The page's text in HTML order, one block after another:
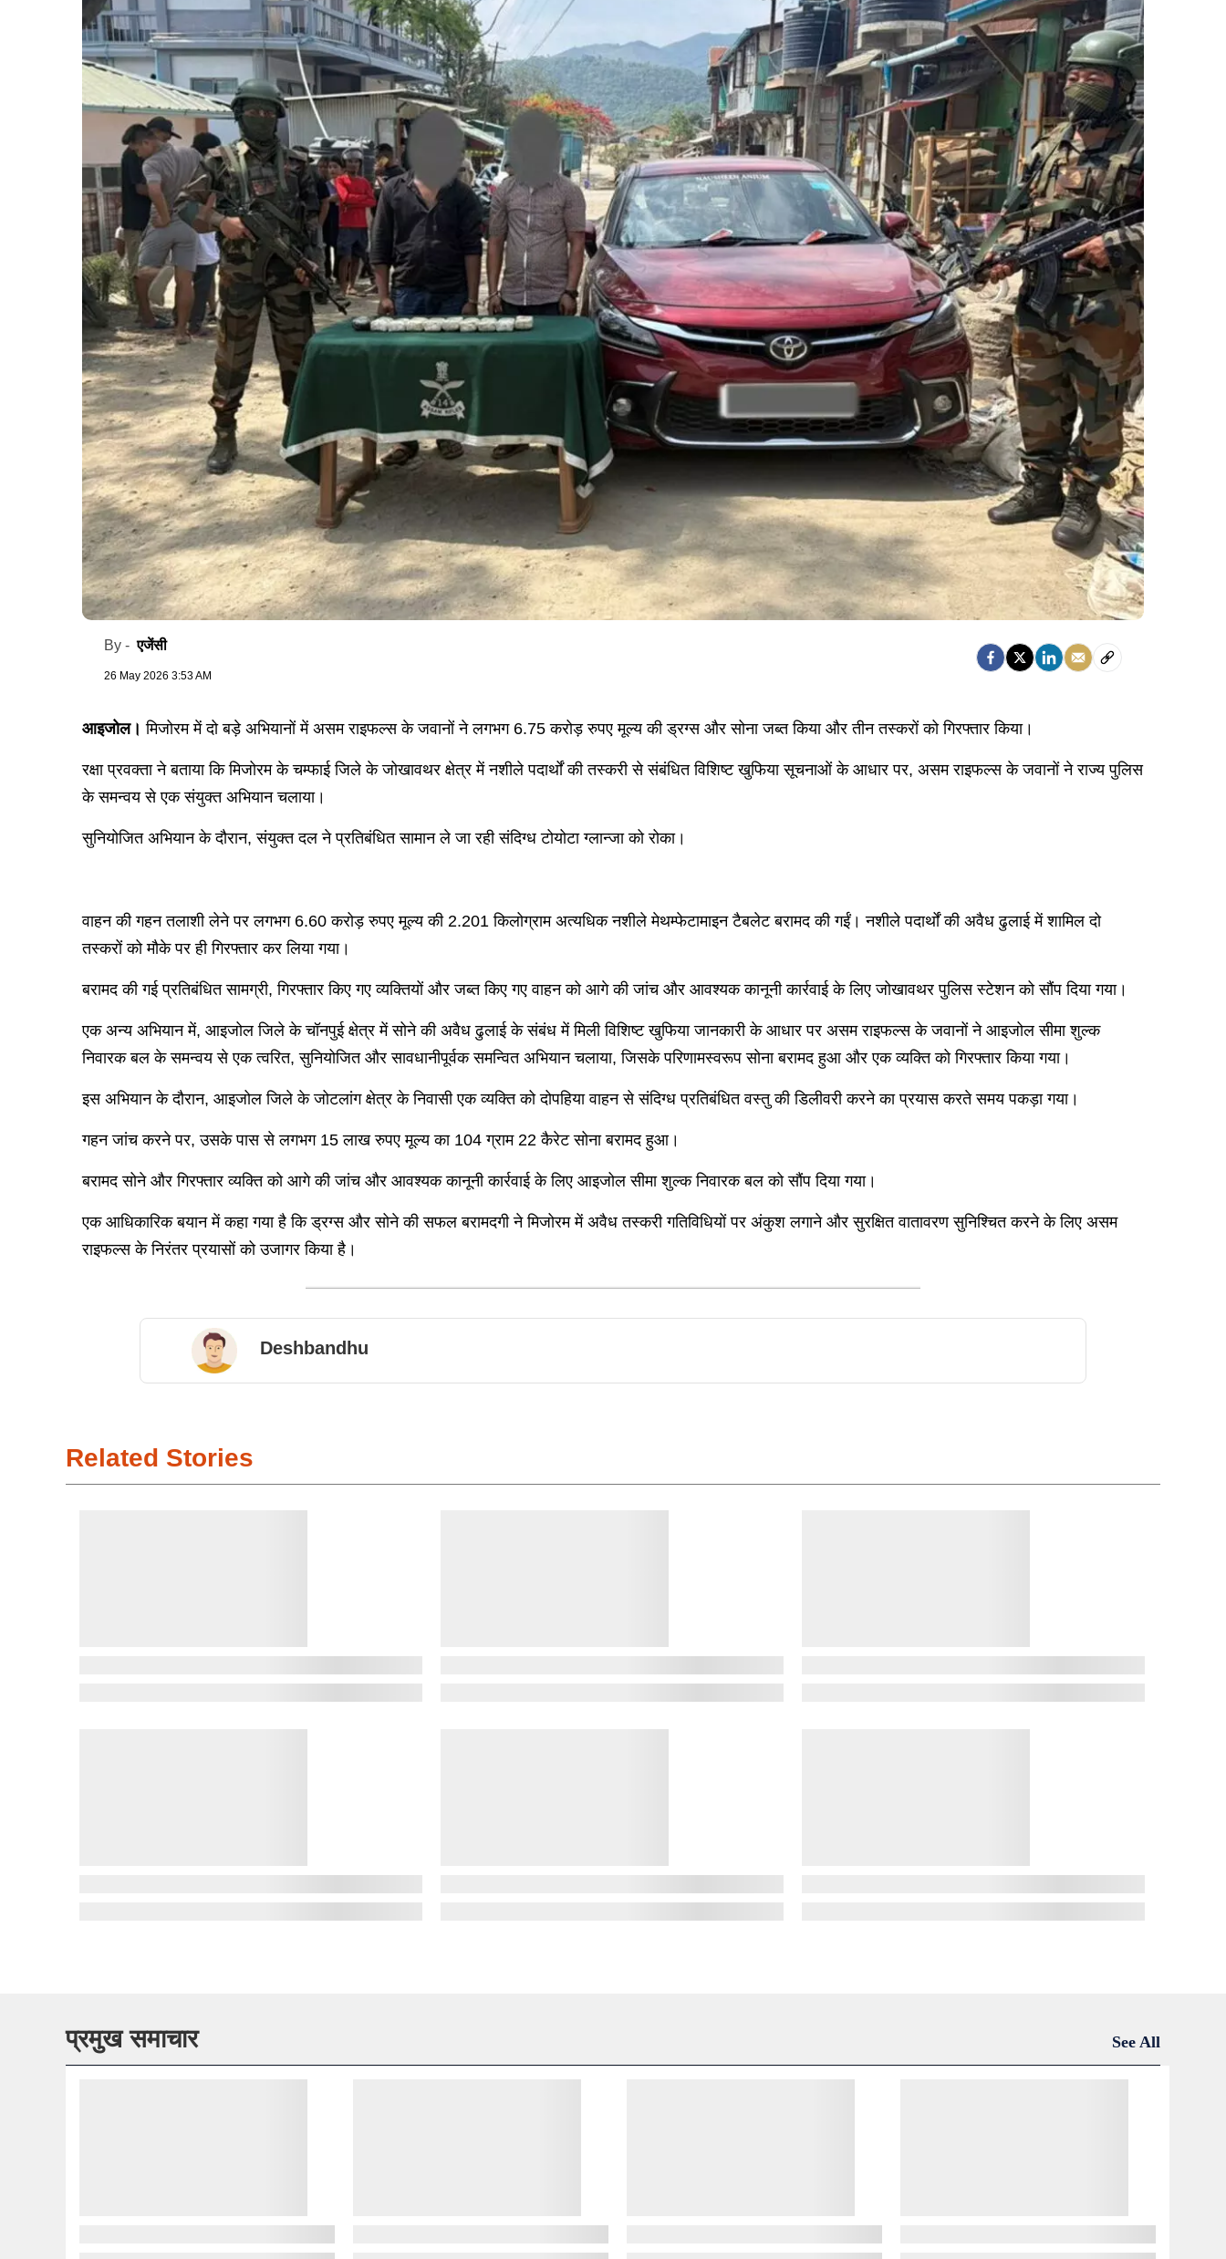
By -एजेंसी
26 May 2026 3:53 AM
आइजोल। मिजोरम में दो बड़े अभियानों में असम राइफल्स के जवानों ने लगभग 6.75 करोड़ रुपए मूल्य की ड्रग्स और सोना जब्त किया और तीन तस्करों को गिरफ्तार किया।
रक्षा प्रवक्ता ने बताया कि मिजोरम के चम्फाई जिले के जोखावथर क्षेत्र में नशीले पदार्थों की तस्करी से संबंधित विशिष्ट खुफिया सूचनाओं के आधार पर, असम राइफल्स के जवानों ने राज्य पुलिस
के समन्वय से एक संयुक्त अभियान चलाया।
सुनियोजित अभियान के दौरान, संयुक्त दल ने प्रतिबंधित सामान ले जा रही संदिग्ध टोयोटा ग्लान्जा को रोका।
वाहन की गहन तलाशी लेने पर लगभग 6.60 करोड़ रुपए मूल्य की 2.201 किलोग्राम अत्यधिक नशीले मेथम्फेटामाइन टैबलेट बरामद की गईं। नशीले पदार्थों की अवैध ढुलाई में शामिल दो
तस्करों को मौके पर ही गिरफ्तार कर लिया गया।
बरामद की गई प्रतिबंधित सामग्री, गिरफ्तार किए गए व्यक्तियों और जब्त किए गए वाहन को आगे की जांच और आवश्यक कानूनी कार्रवाई के लिए जोखावथर पुलिस स्टेशन को सौंप दिया गया।
एक अन्य अभियान में, आइजोल जिले के चॉनपुई क्षेत्र में सोने की अवैध ढुलाई के संबंध में मिली विशिष्ट खुफिया जानकारी के आधार पर असम राइफल्स के जवानों ने आइजोल सीमा शुल्क
निवारक बल के समन्वय से एक त्वरित, सुनियोजित और सावधानीपूर्वक समन्वित अभियान चलाया, जिसके परिणामस्वरूप सोना बरामद हुआ और एक व्यक्ति को गिरफ्तार किया गया।
इस अभियान के दौरान, आइजोल जिले के जोटलांग क्षेत्र के निवासी एक व्यक्ति को दोपहिया वाहन से संदिग्ध प्रतिबंधित वस्तु की डिलीवरी करने का प्रयास करते समय पकड़ा गया।
गहन जांच करने पर, उसके पास से लगभग 15 लाख रुपए मूल्य का 104 ग्राम 22 कैरेट सोना बरामद हुआ।
बरामद सोने और गिरफ्तार व्यक्ति को आगे की जांच और आवश्यक कानूनी कार्रवाई के लिए आइजोल सीमा शुल्क निवारक बल को सौंप दिया गया।
एक आधिकारिक बयान में कहा गया है कि ड्रग्स और सोने की सफल बरामदगी ने मिजोरम में अवैध तस्करी गतिविधियों पर अंकुश लगाने और सुरक्षित वातावरण सुनिश्चित करने के लिए असम
राइफल्स के निरंतर प्रयासों को उजागर किया है।
Deshbandhu
Related Stories
प्रमुख समाचार See All